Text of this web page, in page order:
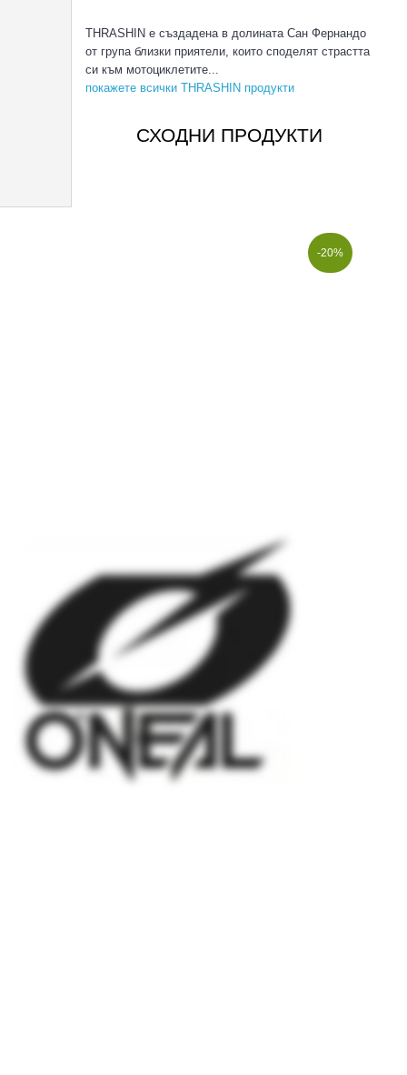
THRASHIN е създадена в долината Сан Фернандо
от група близки приятели, които споделят страстта
си към мотоциклетите...
покажете всички THRASHIN продукти
СХОДНИ ПРОДУКТИ
-20%